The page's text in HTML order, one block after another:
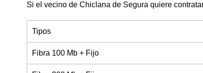
Si el vecino de Chiclana de Segura quiere
Tipos
Fibra 100 Mb + Fijo